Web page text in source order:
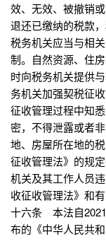
效、无效、被撤销
退还已缴纳的税
税务机关应当与相
制。自然资源、住
时向税务机关提供
务机关加强契税征
征收管理过程中知
密，不得泄露或
地、房屋所在地的
征收管理法》的
机关及其工作人员
收征收管理法》
十六条 本法自2021
布的《中华人民共